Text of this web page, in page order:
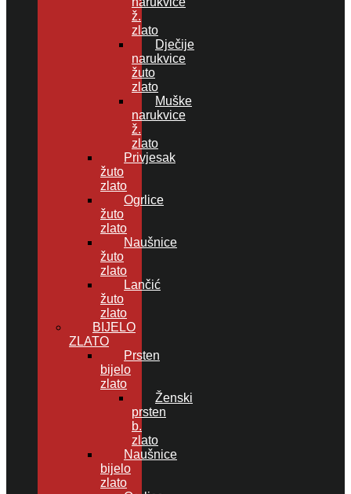
ž.
zlato
Dječije
narukvice
žuto
zlato
Muške
narukvice
ž.
zlato
Privjesak
žuto
zlato
Ogrlice
žuto
zlato
Naušnice
žuto
zlato
Lančić
žuto
zlato
BIJELO
ZLATO
Prsten
bijelo
zlato
Ženski
prsten
b.
zlato
Naušnice
bijelo
zlato